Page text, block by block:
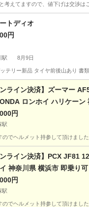
考えてますので、値下げは交渉
相武台前駅
トディオ
円
駅 8月9日
テリー新品 タイヤ前後山あり 書
二俣川駅 ホンダ
ンライン決済】ズーマー
ロンホイ ハリケーン
可円
駅
のでヘルメット持参して頂けまし
東戸塚駅 ホンダ
ンライン決済】PCX JF81
神奈川県 横浜市 即乗り可
円
駅
のでヘルメット持参して頂けまし